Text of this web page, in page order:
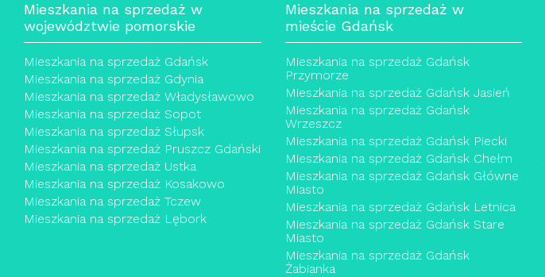
Mieszkania na sprzedaż w
województwie pomorskie
Mieszkania na sprzedaż Gdańsk
Mieszkania na sprzedaż Gdynia
Mieszkania na sprzedaż Władysławowo
Mieszkania na sprzedaż Sopot
Mieszkania na sprzedaż Słupsk
Mieszkania na sprzedaż Pruszcz Gdański
Mieszkania na sprzedaż Ustka
Mieszkania na sprzedaż Kosakowo
Mieszkania na sprzedaż Tczew
Mieszkania na sprzedaż Lębork
Mieszkania na sprzedaż w
mieście Gdańsk
Mieszkania na sprzedaż Gdańsk
Przymorze
Mieszkania na sprzedaż Gdańsk Jasień
Mieszkania na sprzedaż Gdańsk
Wrzeszcz
Mieszkania na sprzedaż Gdańsk Piecki
Mieszkania na sprzedaż Gdańsk Chełm
Mieszkania na sprzedaż Gdańsk Główne
Miasto
Mieszkania na sprzedaż Gdańsk Letnica
Mieszkania na sprzedaż Gdańsk Stare
Miasto
Mieszkania na sprzedaż Gdańsk
Żabianka